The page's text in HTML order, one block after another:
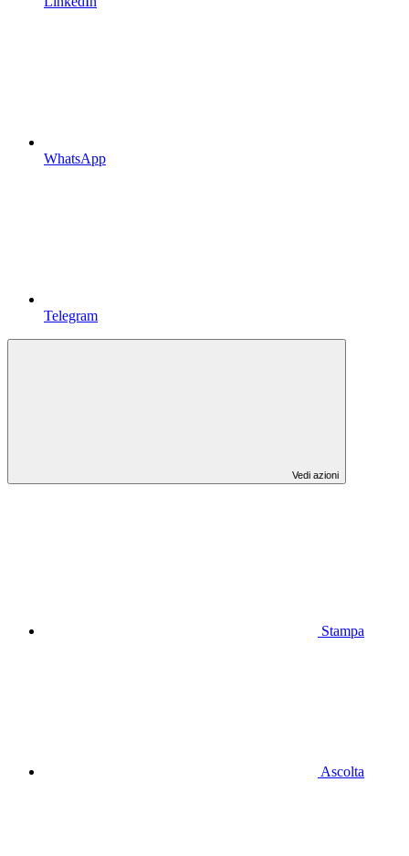
WhatsApp
Telegram
Vedi azioni
Stampa
Ascolta